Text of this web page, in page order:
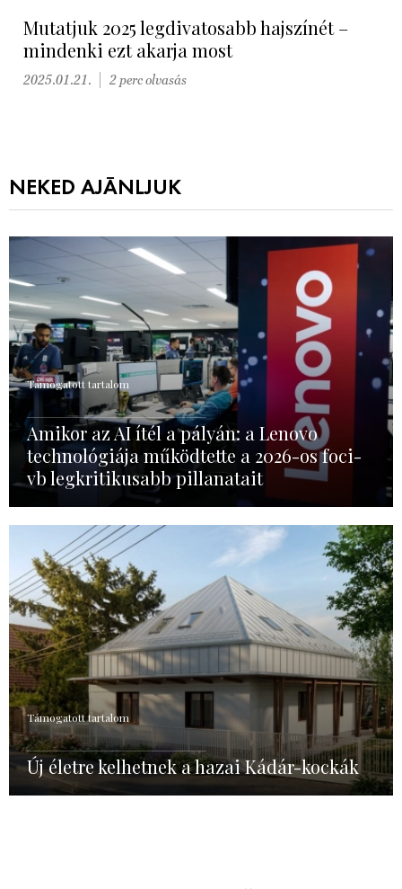
Mutatjuk 2025 legdivatosabb hajszínét –
mindenki ezt akarja most
2025.01.21. 2 perc olvasás
NEKED AJÁNLJUK
Támogatott tartalom
Amikor az AI ítél a pályán: a Lenovo
technológiája működtette a 2026-os foci-
vb legkritikusabb pillanatait
Támogatott tartalom
Új életre kelhetnek a hazai Kádár-kockák